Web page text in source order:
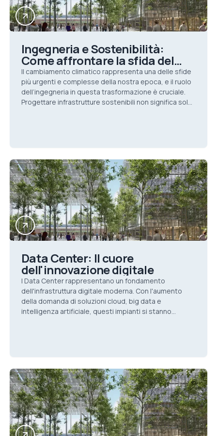
Ingegneria e Sostenibilità:
Come affrontare la sfida del
cambiamento climatico
Il cambiamento climatico rappresenta una delle sfide
più urgenti e complesse della nostra epoca, e il ruolo
dell’ingegneria in questa trasformazione è cruciale.
Progettare infrastrutture sostenibili non significa solo
Data Center: Il cuore
dell'innovazione digitale
I Data Center rappresentano un fondamento
dell'infrastruttura digitale moderna. Con l'aumento
della domanda di soluzioni cloud, big data e
intelligenza artificiale, questi impianti si stanno